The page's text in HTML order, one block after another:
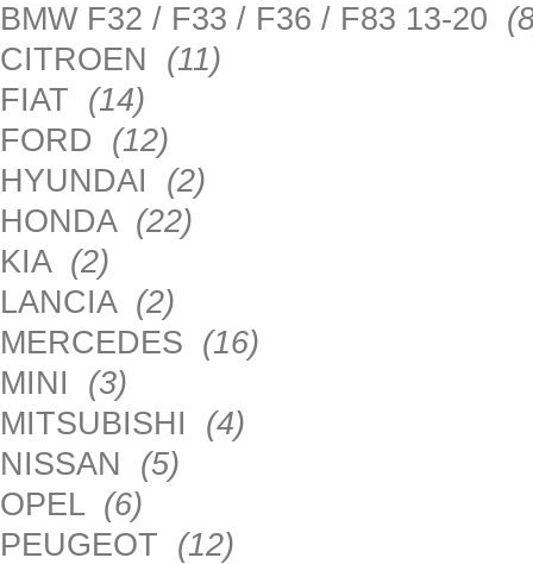
BMW F32 / F33 / F36 / F83 13-20
CITROEN (11)
FIAT (14)
FORD (12)
HYUNDAI (2)
HONDA (22)
KIA (2)
LANCIA (2)
MERCEDES (16)
MINI (3)
MITSUBISHI (4)
NISSAN (5)
OPEL (6)
PEUGEOT (12)